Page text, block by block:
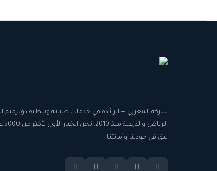
شركة المغربي — الرائدة في خدمات صيانة وتنظيف وترميم
تثق في جودتنا وأمانتنا.